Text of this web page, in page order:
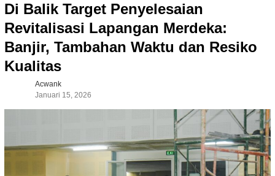
Di Balik Target Penyelesaian
Revitalisasi Lapangan Merdeka:
Banjir, Tambahan Waktu dan Resiko
Kualitas
Acwank
Januari 15, 2026